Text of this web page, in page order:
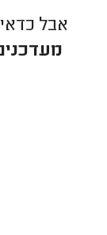
אבל